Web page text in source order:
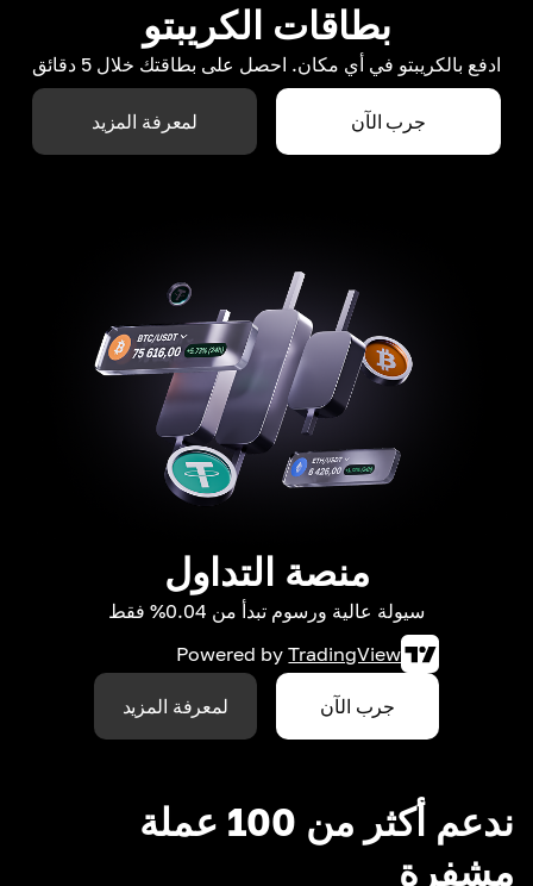
بطاقات الكريبتو
ادفع بالكريبتو في أي مكان. احصل على بطاقتك خلال 5 دقائق
جرب الآن لمعرفة المزيد
منصة التداول
سيولة عالية ورسوم تبدأ من 0.04% فقط
Powered by TradingView
جرب الآن لمعرفة المزيد
ندعم أكثر من 100 عملة
مشفرة